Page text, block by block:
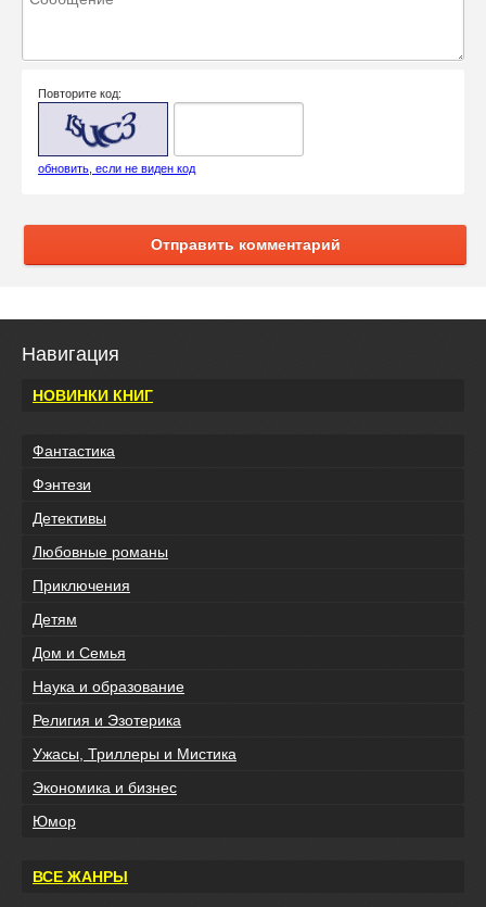
Повторите код:
обновить, если не виден код
Отправить комментарий
Навигация
НОВИНКИ КНИГ
Фантастика
Фэнтези
Детективы
Любовные романы
Приключения
Детям
Дом и Семья
Наука и образование
Религия и Эзотерика
Ужасы, Триллеры и Мистика
Экономика и бизнес
Юмор
ВСЕ ЖАНРЫ